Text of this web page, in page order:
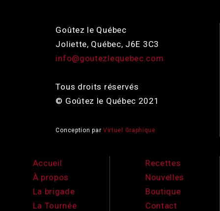
Goûtez le Québec
Joliette, Québec, J6E 3C3
info@goutezlequebec.com
Tous droits réservés
© Goûtez le Québec 2021
Conception par Virtuel Graphique
Accueil
À propos
La brigade
La Tournée
Recettes
Nouvelles
Boutique
Contact